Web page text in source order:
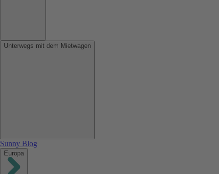
Unterwegs mit dem Mietwagen
Sunny Blog
Europa